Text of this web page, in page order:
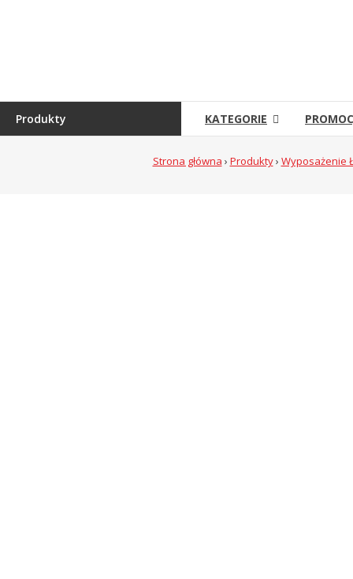
internetowy
Produkty KATEGORIE
Strona główna › Produkty› Wyposażenie